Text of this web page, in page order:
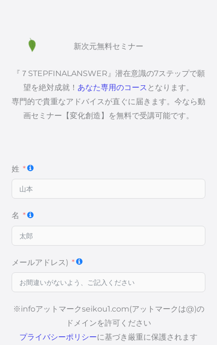
新次元無料セミナー
『７STEPFINALANSWER』潜在意識の7ステップで願
望を絶対成就！ あなた専用のコース となります。
専門的で貴重なアドバイスが直ぐに届きます。今なら動
画セミナー【変化創造】を無料で受講可能です。
姓
名
メールアドレス)
※infoアットマークseikou1.com(アットマークは@)の
ドメインを許可ください
プライバシーポリシーに基づき厳重に保護されます